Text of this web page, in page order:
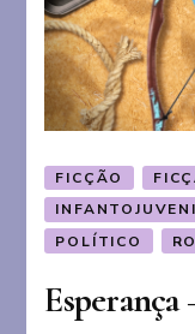
FICÇÃO
POLÍTICO
Esperança